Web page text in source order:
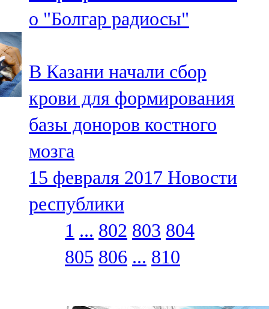
о "Болгар радиосы"
В Казани начали сбор
крови для формирования
базы доноров костного
мозга
15 февраля 2017 Новости
республики
1 ... 802 803 804
805 806 ... 810